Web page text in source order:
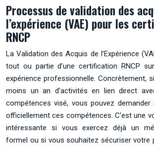
Processus de validation des
l’expérience (VAE) pour les
RNCP
La Validation des Acquis de l’Expérience
tout ou partie d’une certification RNCP
expérience professionnelle. Concrètement,
moins un an d’activités en lien direct
compétences visé, vous pouvez
officiellement ces compétences. C’est une
intéressante si vous exercez déjà un
formel ou si vous souhaitez sécuriser votre